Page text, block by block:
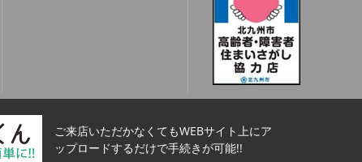
ご来店いただかなくてもWEBサイト上にア
ップロードするだけで手続きが可能!!